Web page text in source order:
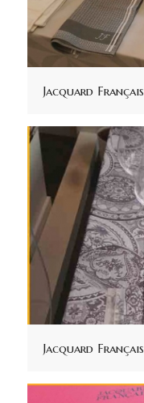
Jacquard Français
Jacquard Français